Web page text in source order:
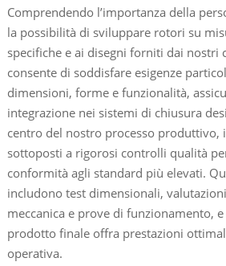
Comprendendo l’importanza della
la possibilità di sviluppare rotori su
specifiche e ai disegni forniti dai nostri
consente di soddisfare esigenze
dimensioni, forme e funzionalità,
integrazione nei sistemi di chiusura
centro del nostro processo produttivo,
sottoposti a rigorosi controlli qualità
conformità agli standard più elevati.
includono test dimensionali,
meccanica e prove di funzionamento,
prodotto finale offra prestazioni
operativa.​